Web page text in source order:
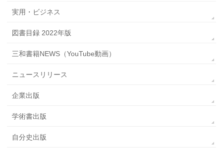
実用・ビジネス
図書目録 2022年版
三和書籍NEWS（YouTube動画）
ニュースリリース
企業出版
学術書出版
自分史出版